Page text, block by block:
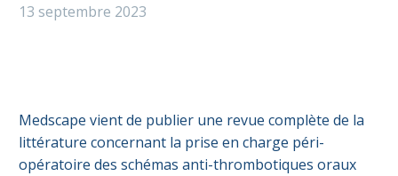
13 septembre 2023
Medscape vient de publier une revue complète de la
littérature concernant la prise en charge péri-
opératoire des schémas anti-thrombotiques oraux